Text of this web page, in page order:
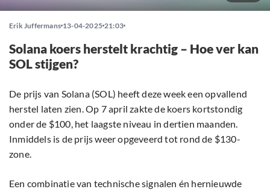
Erik Juffermans 13-04-2025 21:03
Solana koers herstelt krachtig – Hoe ver kan
SOL stijgen?
De prijs van Solana (SOL) heeft deze week een opvallend
herstel laten zien. Op 7 april zakte de koers kortstondig
onder de $100, het laagste niveau in dertien maanden.
Inmiddels is de prijs weer opgeveerd tot rond de $130-
zone.
Een combinatie van technische signalen én hernieuwde